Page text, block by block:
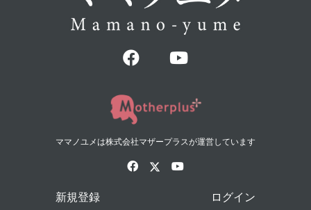
ママノユメは株式会社マザープラスが運営しています
新規登録 ログイン